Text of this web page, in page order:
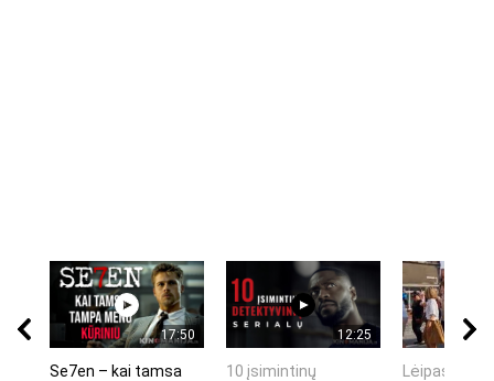
17:50
Se7en – kai tamsa
12:25
10 įsimintinų
Lėipas 13